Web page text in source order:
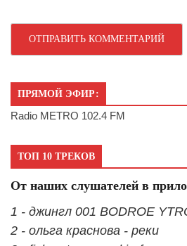
ПРЯМОЙ ЭФИР:
Radio METRO 102.4 FM
ТОП 10 ТРЕКОВ
От наших слушателей в
1 - джингл 001 BODROE
2 - ольга краснова - реки